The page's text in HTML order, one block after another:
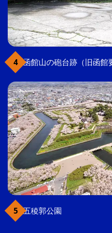
函館山の砲台跡（旧函館
五稜郭公園